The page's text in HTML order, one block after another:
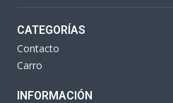
CATEGORÍAS
Contacto
Carro
INFORMACIÓN